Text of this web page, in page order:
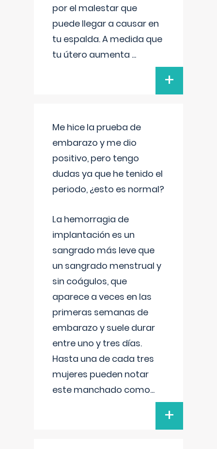
por el malestar que
puede llegar a causar en
tu espalda. A medida que
tu útero aumenta ...
+
Me hice la prueba de
embarazo y me dio
positivo, pero tengo
dudas ya que he tenido el
periodo, ¿esto es normal?
La hemorragia de
implantación es un
sangrado más leve que
un sangrado menstrual y
sin coágulos, que
aparece a veces en las
primeras semanas de
embarazo y suele durar
entre uno y tres días.
Hasta una de cada tres
mujeres pueden notar
este manchado como...
+